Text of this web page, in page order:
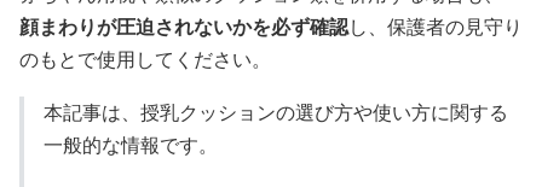
顔まわりが圧迫されないかを必ず確認し、保護者の見守り
のもとで使用してください。
本記事は、授乳クッションの選び方や使い方に関する
一般的な情報です。